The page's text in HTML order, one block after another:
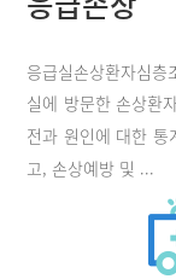
응급실손상환자심층
실에 방문한 손상환
전과 원인에 대한 통
고, 손상예방 및 ...